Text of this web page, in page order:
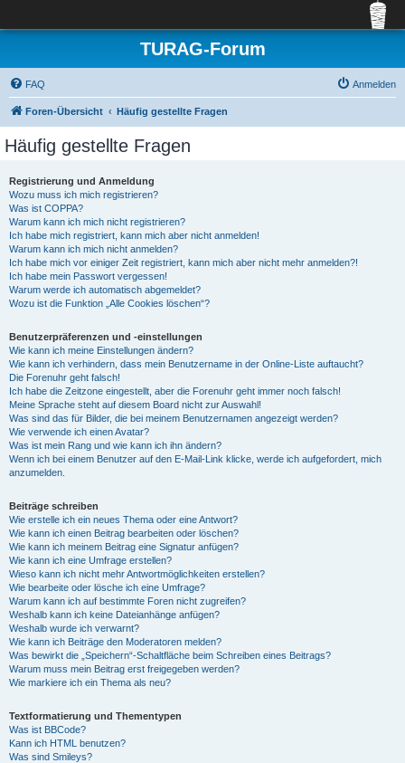
TURAG-Forum
FAQ Anmelden
Foren-Übersicht Häufig gestellte Fragen
Häufig gestellte Fragen
Registrierung und Anmeldung
Wozu muss ich mich registrieren?
Was ist COPPA?
Warum kann ich mich nicht registrieren?
Ich habe mich registriert, kann mich aber nicht anmelden!
Warum kann ich mich nicht anmelden?
Ich habe mich vor einiger Zeit registriert, kann mich aber nicht mehr anmelden?!
Ich habe mein Passwort vergessen!
Warum werde ich automatisch abgemeldet?
Wozu ist die Funktion „Alle Cookies löschen“?
Benutzerpräferenzen und -einstellungen
Wie kann ich meine Einstellungen ändern?
Wie kann ich verhindern, dass mein Benutzername in der Online-Liste auftaucht?
Die Forenuhr geht falsch!
Ich habe die Zeitzone eingestellt, aber die Forenuhr geht immer noch falsch!
Meine Sprache steht auf diesem Board nicht zur Auswahl!
Was sind das für Bilder, die bei meinem Benutzernamen angezeigt werden?
Wie verwende ich einen Avatar?
Was ist mein Rang und wie kann ich ihn ändern?
Wenn ich bei einem Benutzer auf den E-Mail-Link klicke, werde ich aufgefordert, mich
anzumelden.
Beiträge schreiben
Wie erstelle ich ein neues Thema oder eine Antwort?
Wie kann ich einen Beitrag bearbeiten oder löschen?
Wie kann ich meinem Beitrag eine Signatur anfügen?
Wie kann ich eine Umfrage erstellen?
Wieso kann ich nicht mehr Antwortmöglichkeiten erstellen?
Wie bearbeite oder lösche ich eine Umfrage?
Warum kann ich auf bestimmte Foren nicht zugreifen?
Weshalb kann ich keine Dateianhänge anfügen?
Weshalb wurde ich verwarnt?
Wie kann ich Beiträge den Moderatoren melden?
Was bewirkt die „Speichern“-Schaltfläche beim Schreiben eines Beitrags?
Warum muss mein Beitrag erst freigegeben werden?
Wie markiere ich ein Thema als neu?
Textformatierung und Thementypen
Was ist BBCode?
Kann ich HTML benutzen?
Was sind Smileys?